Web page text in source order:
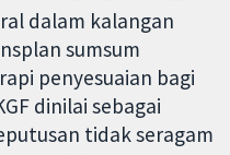
dalam kalangan
sumsum
penyesuaian bagi
dinilai sebagai
tidak seragam